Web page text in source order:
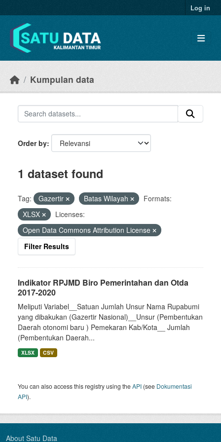
Log in
Kumpulan data
Order by
1 dataset found
Tag: Gazertir Batas Wilayah
Formats:
XLSX
Licenses:
Open Data Commons Attribution License
Filter Results
Indikator RPJMD Biro Pemerintahan dan Otda
2017-2020
Meliputi Variabel__Satuan Jumlah Unsur Nama Rupabumi
yang dibakukan (Gazertir Nasional)__Unsur (Pembentukan
Daerah otonomi baru ) Pemekaran Kab/Kota__ Jumlah
(Pembentukan Daerah...
XLSX CSV
You can also access this registry using theAPI (see Dokumentasi
API).
About Satu Data